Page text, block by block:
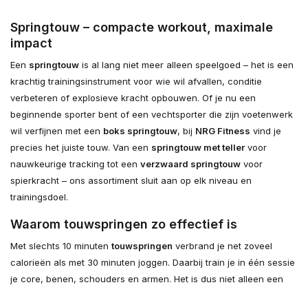
Springtouw – compacte workout, maximale
impact
Een springtouw is al lang niet meer alleen speelgoed – het is een
krachtig trainingsinstrument voor wie wil afvallen, conditie
verbeteren of explosieve kracht opbouwen. Of je nu een
beginnende sporter bent of een vechtsporter die zijn voetenwerk
wil verfijnen met een boks springtouw, bij NRG Fitness vind je
precies het juiste touw. Van een springtouw met teller voor
nauwkeurige tracking tot een verzwaard springtouw voor
spierkracht – ons assortiment sluit aan op elk niveau en
trainingsdoel.
Waarom touwspringen zo effectief is
Met slechts 10 minuten touwspringen verbrand je net zoveel
calorieën als met 30 minuten joggen. Daarbij train je in één sessie
je core, benen, schouders en armen. Het is dus niet alleen een